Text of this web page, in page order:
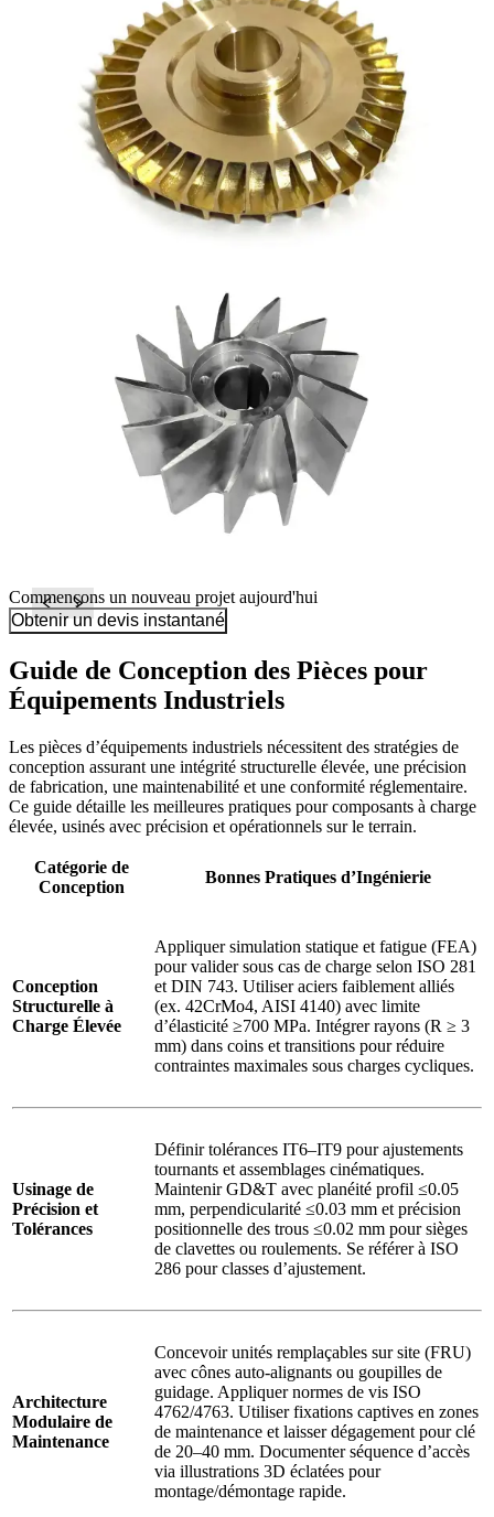
Commençons un nouveau projet aujourd'hui
Obtenir un devis instantané
Guide de Conception des Pièces pour
Équipements Industriels
Les pièces d’équipements industriels nécessitent des stratégies de
conception assurant une intégrité structurelle élevée, une précision
de fabrication, une maintenabilité et une conformité réglementaire.
Ce guide détaille les meilleures pratiques pour composants à charge
élevée, usinés avec précision et opérationnels sur le terrain.
Catégorie de
Conception
Bonnes Pratiques d’Ingénierie
Conception
Structurelle à
Charge Élevée
Appliquer simulation statique et fatigue (FEA)
pour valider sous cas de charge selon ISO 281
et DIN 743. Utiliser aciers faiblement alliés
(ex. 42CrMo4, AISI 4140) avec limite
d’élasticité ≥700 MPa. Intégrer rayons (R ≥ 3
mm) dans coins et transitions pour réduire
contraintes maximales sous charges cycliques.
Usinage de
Précision et
Tolérances
Définir tolérances IT6–IT9 pour ajustements
tournants et assemblages cinématiques.
Maintenir GD&T avec planéité profil ≤0.05
mm, perpendicularité ≤0.03 mm et précision
positionnelle des trous ≤0.02 mm pour sièges
de clavettes ou roulements. Se référer à ISO
286 pour classes d’ajustement.
Architecture
Modulaire de
Maintenance
Concevoir unités remplaçables sur site (FRU)
avec cônes auto-alignants ou goupilles de
guidage. Appliquer normes de vis ISO
4762/4763. Utiliser fixations captives en zones
de maintenance et laisser dégagement pour clé
de 20–40 mm. Documenter séquence d’accès
via illustrations 3D éclatées pour
montage/démontage rapide.